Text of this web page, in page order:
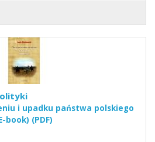
i upadku państwa polskiego
book) (PDF)